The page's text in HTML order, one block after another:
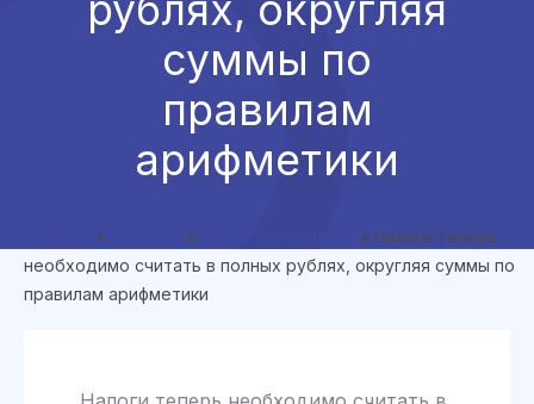
суммы по
правилам
арифметики
» » » Налоги теперь
необходимо считать в полных рублях, округляя суммы по
правилам арифметики